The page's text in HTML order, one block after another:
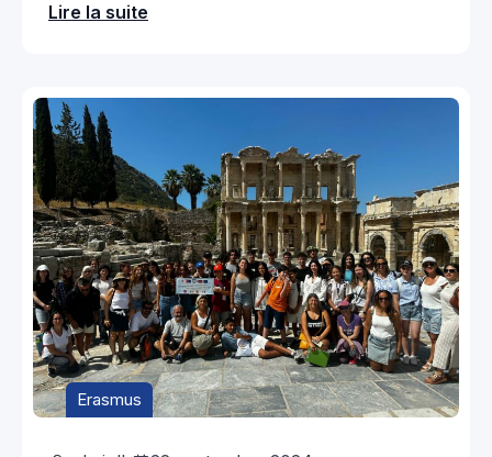
Lire la suite
Erasmus